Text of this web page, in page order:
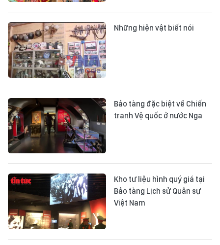
Những hiện vật biết nói
Bảo tàng đặc biệt về Chiến
tranh Vệ quốc ở nước Nga
Kho tư liệu hình quý giá tại
Bảo tàng Lịch sử Quân sự
Việt Nam